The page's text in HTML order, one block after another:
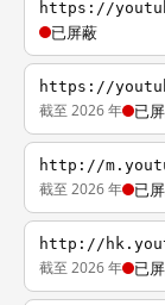
https://
已屏蔽
https://
截至 2026 年 已
http://
截至 2026 年 已
http://
截至 2026 年 已